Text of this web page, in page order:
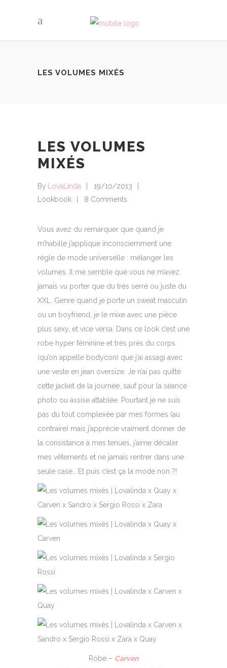
LES VOLUMES MIXÉS
LES VOLUMES
MIXÉS
By LovaLinda
19/10/2013
Lookbook
8 Comments
Vous avez du remarquer que quand je
m’habille j’applique inconsciemment une
règle de mode universelle : mélanger les
volumes. Il me semble que vous ne m’avez
jamais vu porter que du très serré ou juste du
XXL. Genre quand je porte un sweat masculin
ou un boyfriend, je le mixe avec une pièce
plus sexy, et vice versa. Dans ce look c’est une
robe hyper féminine et très près du corps
(qu’on appelle bodycon) que j’ai assagi avec
une veste en jean oversize. Je n’ai pas quitté
cette jacket de la journée, sauf pour la séance
photo ou assise attablée. Pourtant je ne suis
pas du tout complexée par mes formes (au
contraire) mais j’apprécie vraiment donner de
la consistance à mes tenues, j’aime décaler
mes vêtements et ne jamais rentrer dans une
seule case… Et puis c’est ça la mode non ?!
Robe – Carven